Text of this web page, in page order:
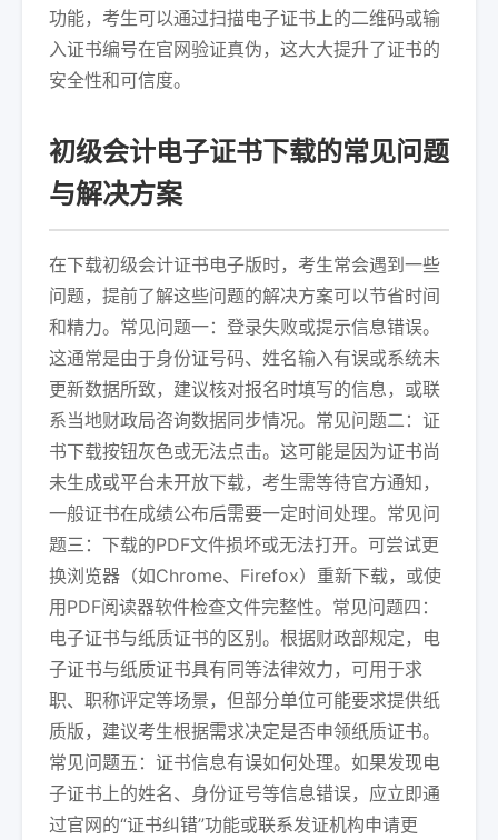
功能，考生可以通过扫描电子证书上的二维码或输
入证书编号在官网验证真伪，这大大提升了证书的
安全性和可信度。
初级会计电子证书下载的常见问题
与解决方案
在下载初级会计证书电子版时，考生常会遇到一些
问题，提前了解这些问题的解决方案可以节省时间
和精力。常见问题一：登录失败或提示信息错误。
这通常是由于身份证号码、姓名输入有误或系统未
更新数据所致，建议核对报名时填写的信息，或联
系当地财政局咨询数据同步情况。常见问题二：证
书下载按钮灰色或无法点击。这可能是因为证书尚
未生成或平台未开放下载，考生需等待官方通知，
一般证书在成绩公布后需要一定时间处理。常见问
题三：下载的PDF文件损坏或无法打开。可尝试更
换浏览器（如Chrome、Firefox）重新下载，或使
用PDF阅读器软件检查文件完整性。常见问题四：
电子证书与纸质证书的区别。根据财政部规定，电
子证书与纸质证书具有同等法律效力，可用于求
职、职称评定等场景，但部分单位可能要求提供纸
质版，建议考生根据需求决定是否申领纸质证书。
常见问题五：证书信息有误如何处理。如果发现电
子证书上的姓名、身份证号等信息错误，应立即通
过官网的“证书纠错”功能或联系发证机构申请更